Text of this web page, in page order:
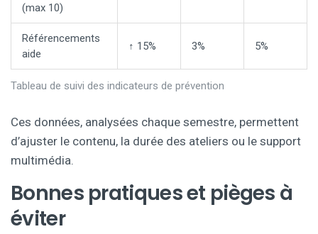
Tableau de suivi des indicateurs de prévention
(max 10)
Référencements
aide
↑ 15% 3% 5%
Ces données, analysées chaque semestre, permettent
d’ajuster le contenu, la durée des ateliers ou le support
multimédia.
Bonnes pratiques et pièges à
éviter